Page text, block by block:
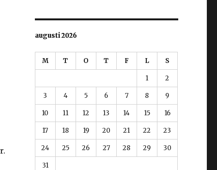
augusti 2026
M T O T F L S
1 2
3 4 5 6 7 8 9
10 11 12 13 14 15 16
17 18 19 20 21 22 23
24 25 26 27 28 29 30
31